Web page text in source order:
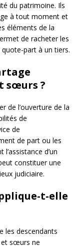
du patrimoine. Ils
à tout moment et
éléments de la
de racheter les
part à un tiers.
sœurs ?
de l’ouverture de la
de
de
de part ou les
d’un
constituer une
judiciaire.
t-elle
les descendants
et sœurs ne